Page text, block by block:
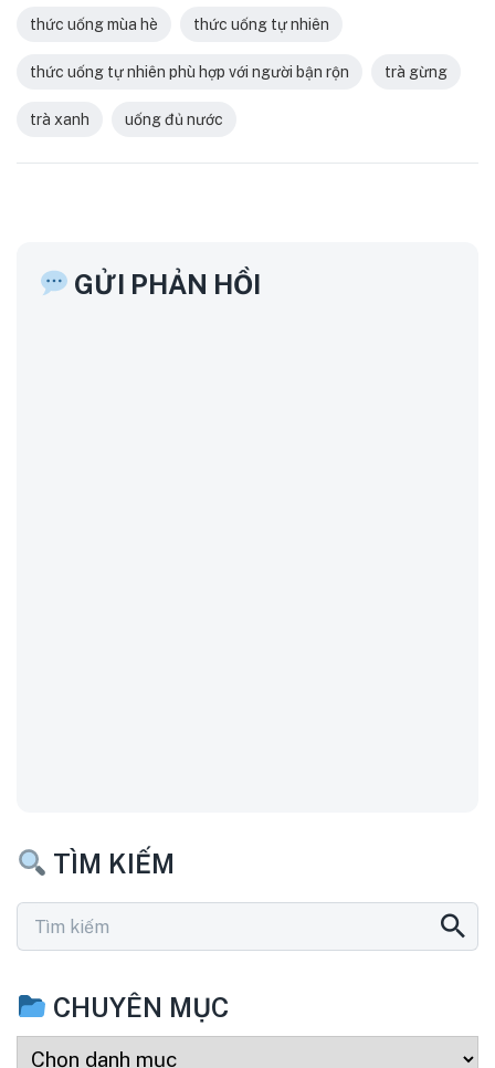
thức uống mùa hè thức uống tự nhiên
thức uống tự nhiên phù hợp với người bận rộn trà gừng
trà xanh uống đủ nước
GỬI PHẢN HỒI
TÌM KIẾM
CHUYÊN MỤC